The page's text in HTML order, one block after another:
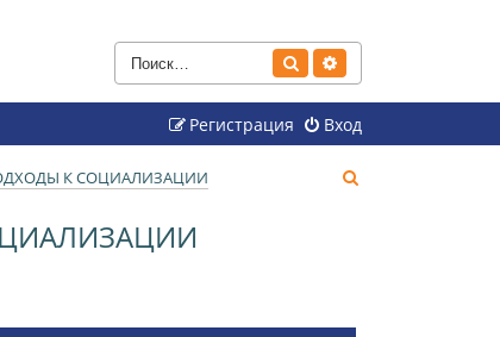
Поиск
Вход
Регистрация
К СОЦИАЛИЗАЦИИ